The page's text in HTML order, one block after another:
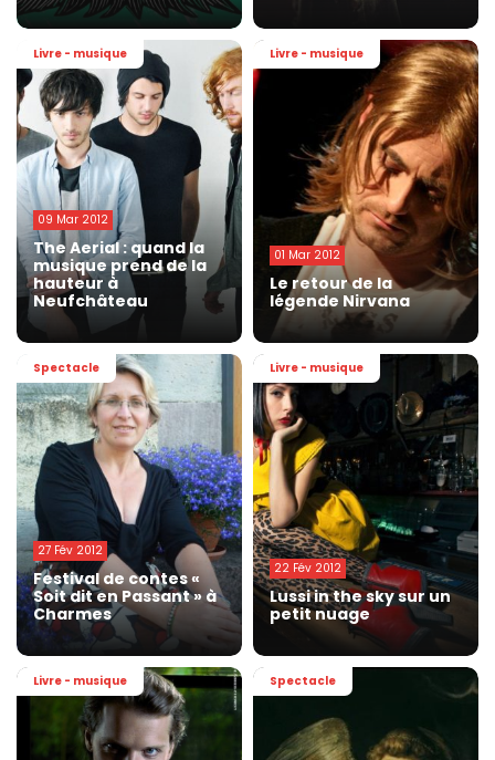
Livre - musique
09 Mar 2012
The Aerial : quand la
musique prend de la
hauteur à
Neufchâteau
Livre - musique
01 Mar 2012
Le retour de la
légende Nirvana
Spectacle
27 Fév 2012
Festival de contes «
Soit dit en Passant » à
Charmes
Livre - musique
22 Fév 2012
Lussi in the sky sur un
petit nuage
Livre - musique Spectacle